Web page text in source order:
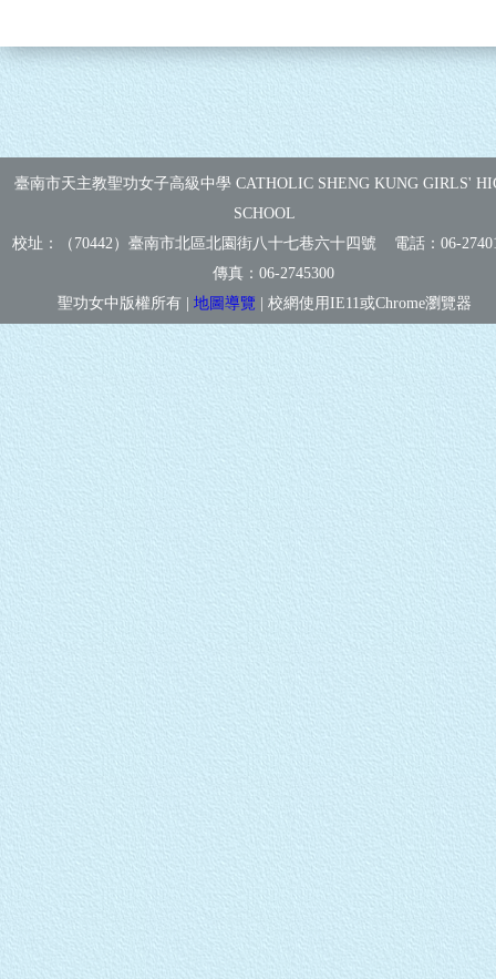
臺南市天主教聖功女子高級中學 CATHOLIC SHENG KUNG GIRLS'
SCHOOL
校址：（70442）臺南市北區北園街八十七巷六十四號 電話：06-
傳真： 06-2745300
聖功女中版權所有 | 地圖導覽 | 校網使用IE11或Chrome瀏覽器